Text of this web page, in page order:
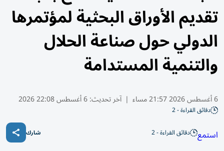
تقديم الأوراق البحثية لمؤتمرها
الدولي حول صناعة الحلال
والتنمية المستدامة
6 أغسطس 2026 21:57 مساء | آخر تحديث:6 أغسطس 22:08 2026
دقائق القراءة - 2
استمع دقائق القراءة - 2 شارك